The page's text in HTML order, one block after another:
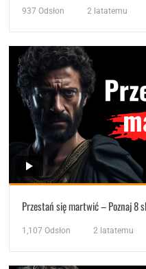
937 Odsłon 2 latatemu
Przestań się martwić – Poznaj 8
1,107 Odsłon 2 latatemu